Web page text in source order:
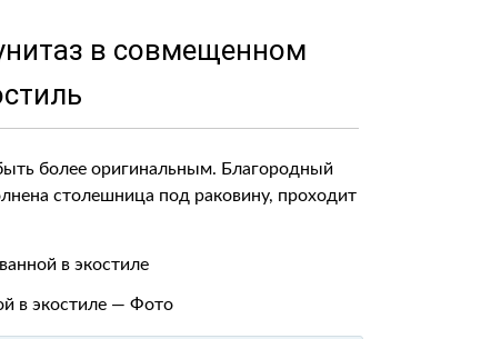
в совмещенном
более оригинальным. Благородный
столешница под раковину, проходит
в экостиле — Фото